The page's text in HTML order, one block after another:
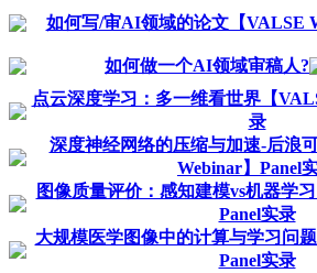
如何写/审AI领域的论文【VALSE
如何做一个AI领域审稿人?
点云深度学习：多一维看世界【
录
深度神经网络的压缩与加速-后浪
Webinar】Panel
图像质量评价：感知建模vs机器学
Panel实录
大规模医学图像中的计算与学习问
Panel实录